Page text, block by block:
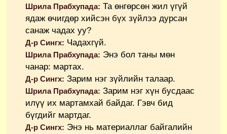
Шрила Прабхупада: Та өнгөрсөн жил үгүй
ядаж өчигдөр хийсэн бүх зүйлээ дурсан
санаж чадах уу?
Д-р Сингх: Чадахгүй.
Шрила Прабхупада: Энэ бол таны мөн
чанар: мартах.
Д-р Сингх: Зарим нэг зүйлийн талаар.
Шрила Прабхупада: Зарим нэг хүн бусдаас
илүү их мартамхай байдаг. Гэвч бид
бүгдийг мартдаг.
Д-р Сингх: Энэ нь материаллаг байгалийн